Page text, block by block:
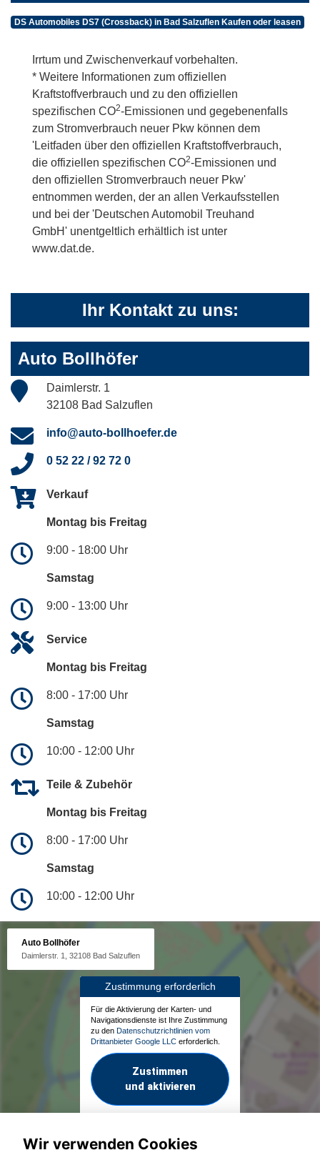
DS Automobiles DS7 (Crossback) in Bad Salzuflen Kaufen oder leasen
Irrtum und Zwischenverkauf vorbehalten.
* Weitere Informationen zum offiziellen
Kraftstoffverbrauch und zu den offiziellen
spezifischen CO2-Emissionen und gegebenenfalls
zum Stromverbrauch neuer Pkw können dem
'Leitfaden über den offiziellen Kraftstoffverbrauch,
die offiziellen spezifischen CO2-Emissionen und
den offiziellen Stromverbrauch neuer Pkw'
entnommen werden, der an allen Verkaufsstellen
und bei der 'Deutschen Automobil Treuhand
GmbH' unentgeltlich erhältlich ist unter
www.dat.de.
Ihr Kontakt zu uns:
Auto Bollhöfer
Daimlerstr. 1
32108 Bad Salzuflen
info@auto-bollhoefer.de
0 52 22 / 92 72 0
Verkauf
Montag bis Freitag
9:00 - 18:00 Uhr
Samstag
9:00 - 13:00 Uhr
Service
Montag bis Freitag
8:00 - 17:00 Uhr
Samstag
10:00 - 12:00 Uhr
Teile & Zubehör
Montag bis Freitag
8:00 - 17:00 Uhr
Samstag
10:00 - 12:00 Uhr
Auto Bollhöfer
Daimlerstr. 1, 32108 Bad Salzuflen
Zustimmung erforderlich
Für die Aktivierung der Karten- und
Navigationsdienste ist Ihre Zustimmung
zu den Datenschutzrichtlinien vom
Drittanbieter Google LLC erforderlich.
Zustimmen
und aktivieren
Wir verwenden Cookies